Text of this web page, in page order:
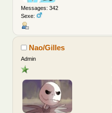
Messages: 342
Sexe:
Nao/Gilles
Admin